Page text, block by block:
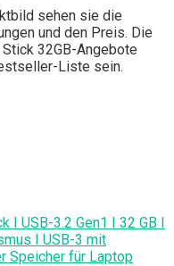
sehen sie die
und den Preis. Die
32GB-Angebote
Liste sein.
I USB-3.2 Gen1 I 32 GB I
I USB-3 mit
Speicher für Laptop